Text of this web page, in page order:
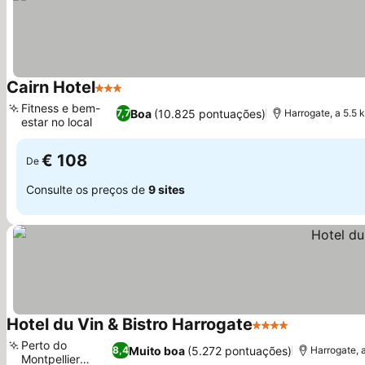
Cairn Hotel3 Estrelas
7,7Boa (10.825 pontuações)
Fitness e bem-
estar no local
Harrogate, a 5.5
De € 108
Consulte os preços de 9 sites
Hotel du Vin & Bistro Harrogate4 Estrelas
8,4Muito boa (5.272 pontuações)
Perto do
Montpellier
Harrogate,